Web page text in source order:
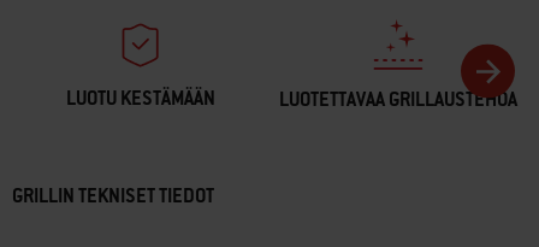
LUOTU KESTÄMÄÄN LUOTETTAVAA GRILLAUSTEHOA
GRILLIN TEKNISET TIEDOT